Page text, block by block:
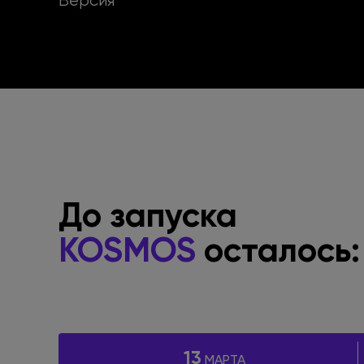
До запуска
KOSMOS осталось:
13 МАРТА